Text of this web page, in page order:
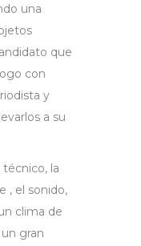
una
que
con
y
a su
técnico, la
, el sonido,
clima de
gran